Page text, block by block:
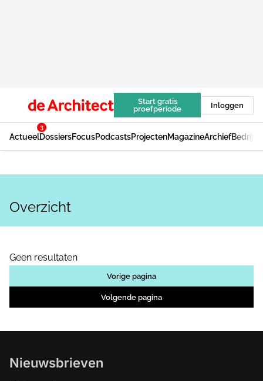
Start gratis
proefperiode
Inloggen
Actueel
3
DossiersFocusPodcastsProjectenMagazineArchief
Overzicht
Geen resultaten
Vorige pagina
Volgende pagina
Nieuwsbrieven